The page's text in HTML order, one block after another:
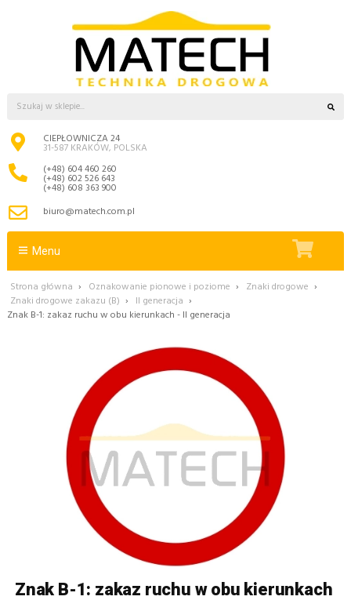
CIEPŁOWNICZA 24
31-587 KRAKÓW, POLSKA
(+48) 604 460 260
(+48) 602 526 643
(+48) 608 363 900
biuro@matech.com.pl
Menu
Strona główna › Oznakowanie pionowe i poziome › Znaki drogowe ›
Znaki drogowe zakazu (B) › II generacja ›
Znak B-1: zakaz ruchu w obu kierunkach - II generacja
Znak B-1: zakaz ruchu w obu kierunkach